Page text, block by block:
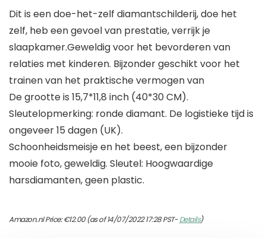
Dit is een doe-het-zelf diamantschilderij, doe het
zelf, heb een gevoel van prestatie, verrijk je
slaapkamer.Geweldig voor het bevorderen van
relaties met kinderen. Bijzonder geschikt voor het
trainen van het praktische vermogen van
De grootte is 15,7*11,8 inch (40*30 CM).
Sleutelopmerking: ronde diamant. De logistieke tijd is
ongeveer 15 dagen (UK).
Schoonheidsmeisje en het beest, een bijzonder
mooie foto, geweldig. Sleutel: Hoogwaardige
harsdiamanten, geen plastic.
Amazon.nl Price:€12.00(as of 14/07/2022 17:28 PST-Details)